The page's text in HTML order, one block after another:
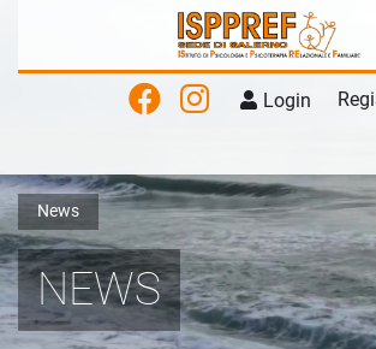
Login
News
NEWS